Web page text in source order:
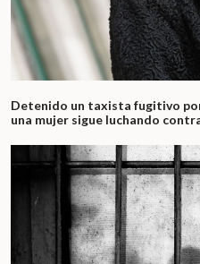
Detenido un taxista fugitivo
una mujer sigue luchando